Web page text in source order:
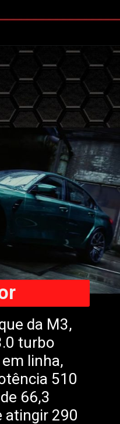
da M3,
turbo
linha,
510
66,3
atingir 290